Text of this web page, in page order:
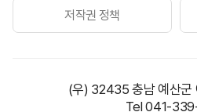
저작권 정책
(우) 32435 충남 예산군
Tel 041-